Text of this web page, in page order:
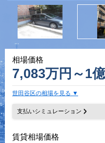
相場価格
7,083万円～1
世田谷区の相場を見る
支払いシミュレーション
賃貸相場価格